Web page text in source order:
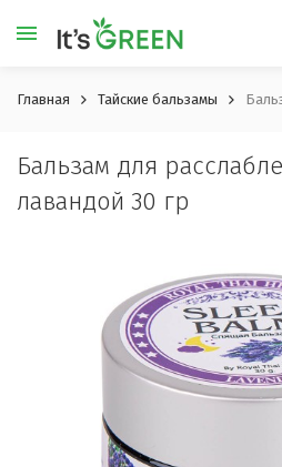
Главная Тайские бальзамы
Бальзам для
лавандой 30 гр